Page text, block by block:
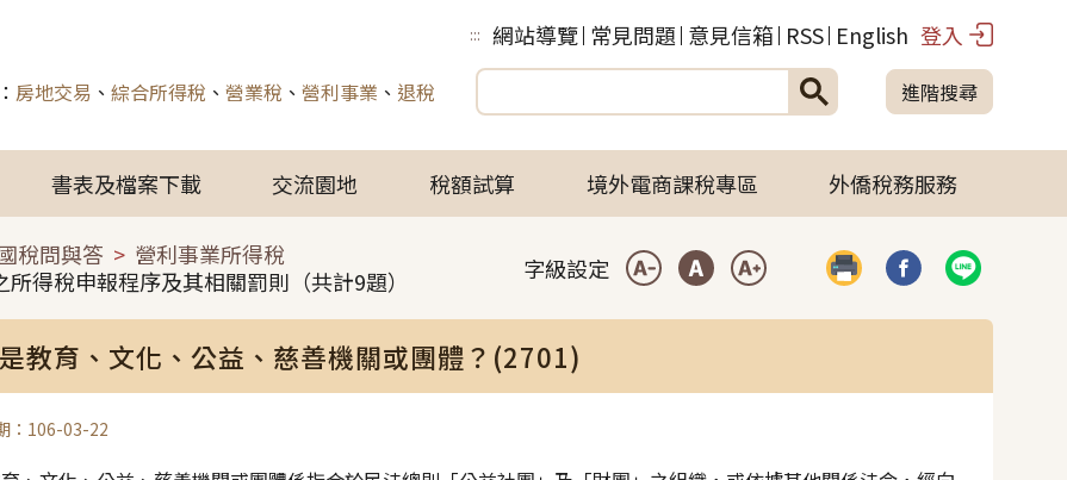
::: 網站導覽 常見問題 意見信箱 RSS English 登入
房地交易 、 綜合所得稅 、 營業稅 、 營利事業 、 退稅 進階搜尋
書表及檔案下載 交流園地 稅額試算 境外電商課稅專區 外僑稅務服務
稅問與答
營利事業所得稅
得稅申報程序及其相關罰則（共計9題）
字級設定
小型字中型字大型字 列印 分享到臉書(開啟
分享到
教育、文化、公益、慈善機關或團體？(2701)
：106-03-22